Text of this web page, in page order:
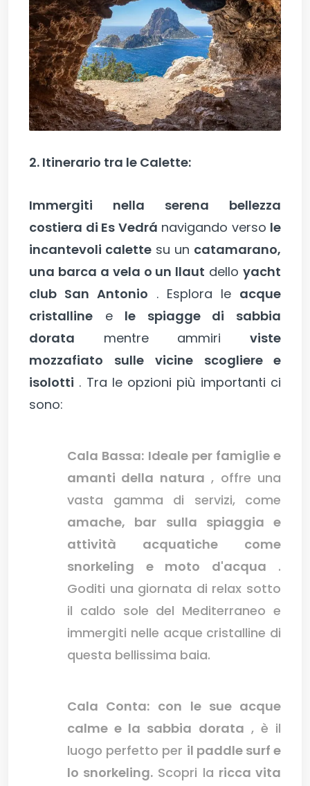
2. Itinerario tra le Calette:
Immergiti nella serena bellezza
costiera di Es Vedrá navigando verso le
incantevoli calette su un catamarano,
una barca a vela o un llaut dello yacht
club San Antonio . Esplora le acque
cristalline e le spiagge di sabbia
dorata mentre ammiri viste
mozzafiato sulle
vicine scogliere e
isolotti . Tra le opzioni più importanti ci
sono:
Cala Bassa: Ideale per famiglie e
amanti della natura , offre una
vasta gamma di servizi, come
amache, bar sulla spiaggia e
attività acquatiche come
snorkeling e moto d'acqua .
Goditi una giornata di relax sotto
il caldo sole del Mediterraneo e
immergiti nelle acque cristalline di
questa bellissima baia.
Cala Conta: con le sue acque
calme e la sabbia dorata , è il
luogo perfetto per il paddle surf e
lo snorkeling. Scopri la ricca vita